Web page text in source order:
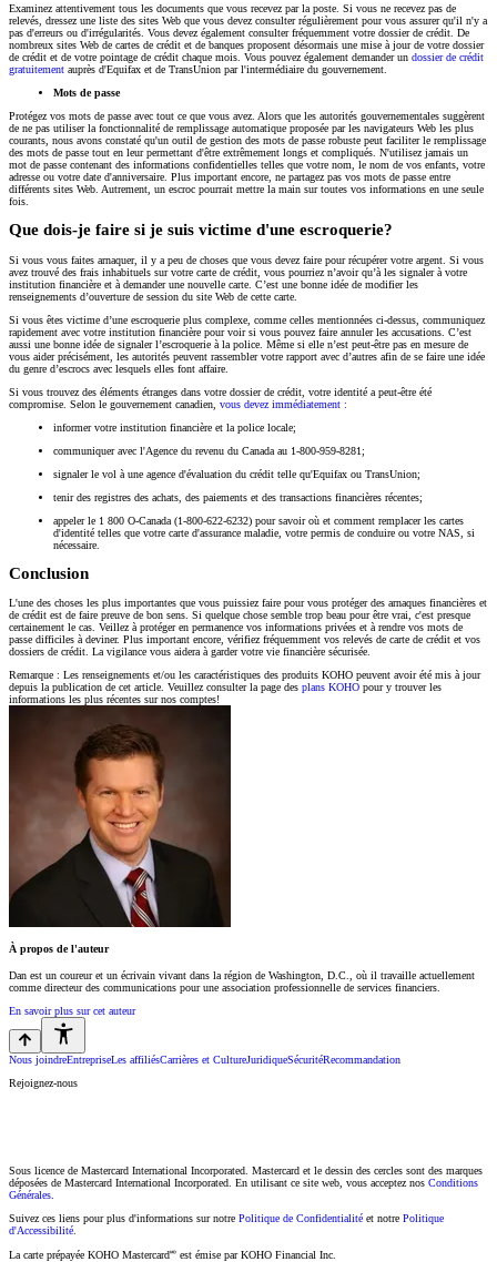
Examinez attentivement tous les documents que vous recevez par la poste. Si vous ne recevez pas de
relevés, dressez une liste des sites Web que vous devez consulter régulièrement pour vous assurer qu'il n'y a
pas d'erreurs ou d'irrégularités. Vous devez également consulter fréquemment votre dossier de crédit. De
nombreux sites Web de cartes de crédit et de banques proposent désormais une mise à jour de votre dossier
de crédit et de votre pointage de crédit chaque mois. Vous pouvez également demander un dossier de crédit
gratuitement auprès d'Equifax et de TransUnion par l'intermédiaire du gouvernement.
Mots de passe
Protégez vos mots de passe avec tout ce que vous avez. Alors que les autorités gouvernementales suggèrent
de ne pas utiliser la fonctionnalité de remplissage automatique proposée par les navigateurs Web les plus
courants, nous avons constaté qu'un outil de gestion des mots de passe robuste peut faciliter le remplissage
des mots de passe tout en leur permettant d'être extrêmement longs et compliqués. N'utilisez jamais un
mot de passe contenant des informations confidentielles telles que votre nom, le nom de vos enfants, votre
adresse ou votre date d'anniversaire. Plus important encore, ne partagez pas vos mots de passe entre
différents sites Web. Autrement, un escroc pourrait mettre la main sur toutes vos informations en une seule
fois.
Que dois-je faire si je suis victime d'une escroquerie?
Si vous vous faites arnaquer, il y a peu de choses que vous devez faire pour récupérer votre argent. Si vous
avez trouvé des frais inhabituels sur votre carte de crédit, vous pourriez n’avoir qu’à les signaler à votre
institution financière et à demander une nouvelle carte. C’est une bonne idée de modifier les
renseignements d’ouverture de session du site Web de cette carte.
Si vous êtes victime d’une escroquerie plus complexe, comme celles mentionnées ci-dessus, communiquez
rapidement avec votre institution financière pour voir si vous pouvez faire annuler les accusations. C’est
aussi une bonne idée de signaler l’escroquerie à la police. Même si elle n’est peut-être pas en mesure de
vous aider précisément, les autorités peuvent rassembler votre rapport avec d’autres afin de se faire une idée
du genre d’escrocs avec lesquels elles font affaire.
Si vous trouvez des éléments étranges dans votre dossier de crédit, votre identité a peut-être été
compromise. Selon le gouvernement canadien, vous devez immédiatement :
informer votre institution financière et la police locale;
communiquer avec l'Agence du revenu du Canada au 1-800-959-8281;
signaler le vol à une agence d'évaluation du crédit telle qu'Equifax ou TransUnion;
tenir des registres des achats, des paiements et des transactions financières récentes;
appeler le 1 800 O-Canada (1-800-622-6232) pour savoir où et comment remplacer les cartes
d'identité telles que votre carte d'assurance maladie, votre permis de conduire ou votre NAS, si
nécessaire.
Conclusion
L'une des choses les plus importantes que vous puissiez faire pour vous protéger des arnaques financières et
de crédit est de faire preuve de bon sens. Si quelque chose semble trop beau pour être vrai, c'est presque
certainement le cas. Veillez à protéger en permanence vos informations privées et à rendre vos mots de
passe difficiles à deviner. Plus important encore, vérifiez fréquemment vos relevés de carte de crédit et vos
dossiers de crédit. La vigilance vous aidera à garder votre vie financière sécurisée.
Remarque : Les renseignements et/ou les caractéristiques des produits KOHO peuvent avoir été mis à jour
depuis la publication de cet article. Veuillez consulter la page des plans KOHO pour y trouver les
informations les plus récentes sur nos comptes!
À propos de l'auteur
Dan est un coureur et un écrivain vivant dans la région de Washington, D.C., où il travaille actuellement
comme directeur des communications pour une association professionnelle de services financiers.
En savoir plus sur cet auteur
Nous joindreEntrepriseLes affiliésCarrières et CultureJuridiqueSécuritéRecommandation
Rejoignez-nous
Sous licence de Mastercard International Incorporated. Mastercard et le dessin des cercles sont des marques
déposées de Mastercard International Incorporated. En utilisant ce site web, vous acceptez nos Conditions
Générales
Suivez ces liens pour plus d'informations sur notre Politique de Confidentialité et notre Politique
d'Accessibilité
La carte prépayée KOHO Mastercard🅫 est émise par KOHO Financial Inc.